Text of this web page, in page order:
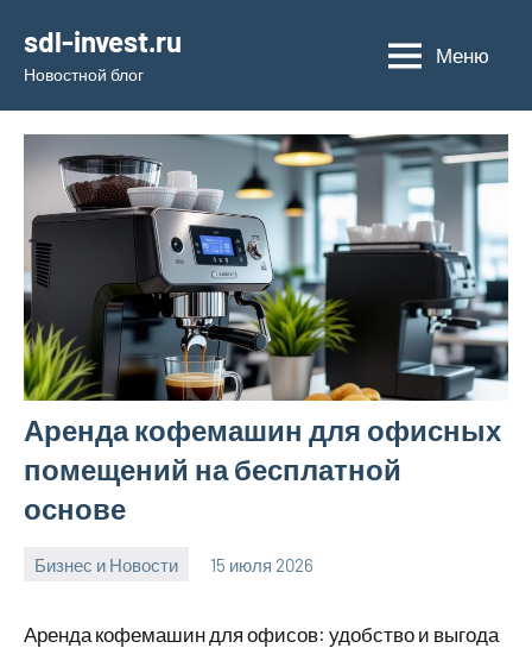
содержимому
sdl-invest.ru
Новостной блог
Меню
Аренда кофемашин для офисных
помещений на бесплатной
основе
Бизнес и Новости 15 июля 2026
Аренда кофемашин для офисов: удобство и выгода